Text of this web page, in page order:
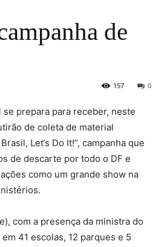
de
0
157
se prepara para receber, neste
de coleta de material
Let’s Do It!”, campanha que
de descarte por todo o DF e
como um grande show na
com a presença da ministra do
41 escolas, 12 parques e 5